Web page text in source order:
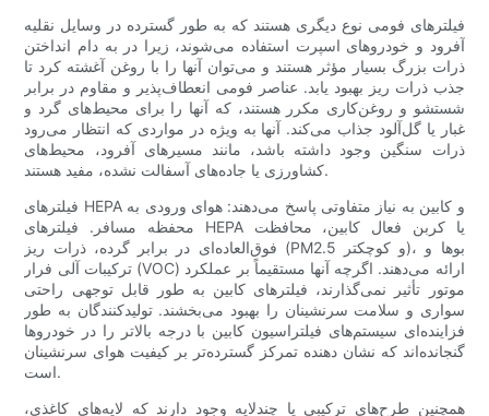
فیلترهای فومی نوع دیگری هستند که به طور گسترده در وسایل نقلیه
آفرود و خودروهای اسپرت استفاده می‌شوند، زیرا در به دام انداختن
ذرات بزرگ بسیار مؤثر هستند و می‌توان آنها را با روغن آغشته کرد تا
جذب ذرات ریز بهبود یابد. عناصر فومی انعطاف‌پذیر و مقاوم در برابر
شستشو و روغن‌کاری مکرر هستند، که آنها را برای محیط‌های گرد و
غبار یا گل‌آلود جذاب می‌کند. آنها به ویژه در مواردی که انتظار می‌رود
ذرات سنگین وجود داشته باشد، مانند مسیرهای آفرود، محیط‌های
کشاورزی یا جاده‌های آسفالت نشده، مفید هستند.
فیلترهای HEPA و کابین به نیاز متفاوتی پاسخ می‌دهند: هوای ورودی به
محفظه مسافر. فیلترهای HEPA یا کربن فعال کابین، محافظت
فوق‌العاده‌ای در برابر گرده، ذرات ریز (PM2.5 و کوچکتر)، بوها و
ترکیبات آلی فرار (VOC) ارائه می‌دهند. اگرچه آنها مستقیماً بر عملکرد
موتور تأثیر نمی‌گذارند، فیلترهای کابین به طور قابل توجهی راحتی
سواری و سلامت سرنشینان را بهبود می‌بخشند. تولیدکنندگان به طور
فزاینده‌ای سیستم‌های فیلتراسیون کابین با درجه بالاتر را در خودروها
گنجانده‌اند که نشان دهنده تمرکز گسترده‌تر بر کیفیت هوای سرنشینان
است.
همچنین طرح‌های ترکیبی یا چندلایه وجود دارند که لایه‌های کاغذی،